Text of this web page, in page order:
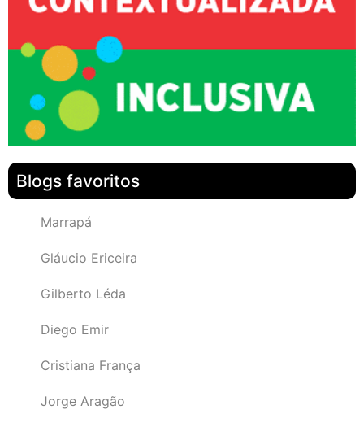
Blogs favoritos
Marrapá
Gláucio Ericeira
Gilberto Léda
Diego Emir
Cristiana França
Jorge Aragão